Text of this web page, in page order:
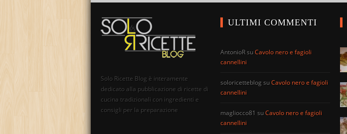
Solo Ricette Blog è interamente
dedicato alla pubblicazione di ricette di
cucina tradizionali con ingredienti e
consigli per la preparazione
ULTIMI COMMENTI
AntonioRsuCavolo nero e fagioli
cannellini
soloricetteblogsuCavolo nero e fagioli
cannellini
magliocco81 suCavolo nero e fagioli
cannellini